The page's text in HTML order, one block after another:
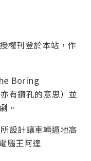
權刊登於本站，作
Boring
有鑽孔的意思）並
。